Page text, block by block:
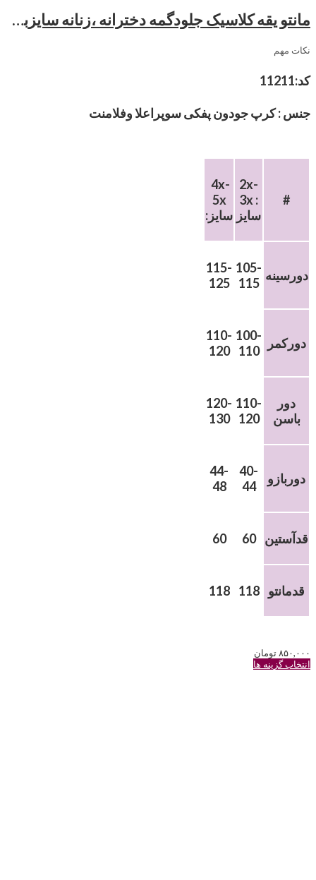
مانتو یقه کلاسیک جلودگمه دخترانه ،زنانه سایزبزرگ
نکات مهم
کد:11211
جنس :کرپ جودون پفکی سوپراعلا وفلامنت
4x-
5x
:سایز
2x-
3x :
سایز
#
115-
125
105-
115 دورسینه
110-
120
100-
110
دورکمر
120-
130
110-
120
دور
باسن
44-
48
40-
44
دوربازو
60 60 قدآستین
118 118 قدمانتو
۸۵۰,۰۰۰تومان
انتخاب گزینه ها